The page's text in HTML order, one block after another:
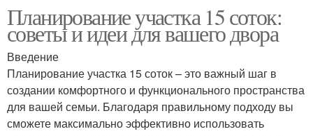
Планирование участка 15 соток:
советы и идеи для вашего двора
Введение
Планирование участка 15 соток – это важный шаг в
создании комфортного и функционального пространства
для вашей семьи. Благодаря правильному подходу вы
сможете максимально эффективно использовать